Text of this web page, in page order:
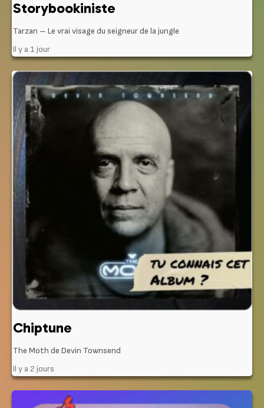
Storybookiniste
Tarzan – Le vrai visage du seigneur de la jungle
Il y a 1 jour
Chiptune
The Moth de Devin Townsend
Il y a 2 jours